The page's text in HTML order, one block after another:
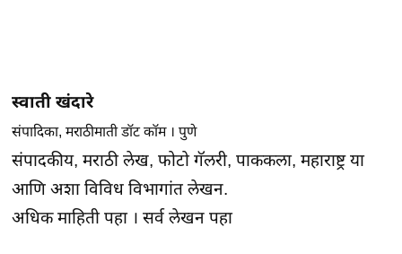
स्वाती खंदारे
संपादिका, मराठीमाती डॉट कॉम । पुणे
संपादकीय, मराठी लेख, फोटो गॅलरी, पाककला, महाराष्ट्र या
आणि अशा विविध विभागांत लेखन.
अधिक माहिती पहा।सर्व लेखन पहा